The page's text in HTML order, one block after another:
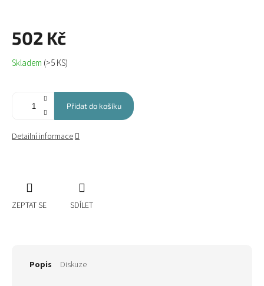
502 Kč
Měrná
cena:
Skladem (>5 KS)
Přidat do košíku
Detailní informace
ZEPTAT SE SDÍLET
Popis Diskuze